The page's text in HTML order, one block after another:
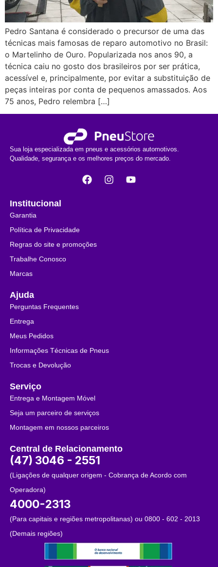
Pedro Santana é considerado o precursor de uma das
técnicas mais famosas de reparo automotivo no Brasil:
o Martelinho de Ouro. Popularizada nos anos 90, a
técnica caiu no gosto dos brasileiros por ser prática,
acessível e, principalmente, por evitar a substituição de
peças inteiras por conta de pequenos amassados. Aos
75 anos, Pedro relembra […]
Sua loja especializada em pneus e acessórios automotivos.
Qualidade, segurança e os melhores preços do mercado.
Institucional
Garantia
Política de Privacidade
Regras do site e promoções
Trabalhe Conosco
Marcas
Ajuda
Perguntas Frequentes
Entrega
Meus Pedidos
Informações Técnicas de Pneus
Trocas e Devolução
Serviço
Entrega e Montagem Móvel
Seja um parceiro de serviços
Montagem em nossos parceiros
Central de Relacionamento
(47) 3046 - 2551
(Ligações de qualquer origem - Cobrança de Acordo com
Operadora)
4000-2313
(Para capitais e regiões metropolitanas) ou 0800 - 602 - 2013
(Demais regiões)